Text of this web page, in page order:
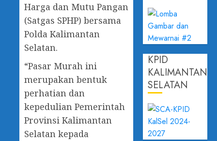
Harga dan Mutu Pangan
(Satgas SPHP) bersama
Polda Kalimantan
Selatan.
“Pasar Murah ini
merupakan bentuk
perhatian dan
kepedulian Pemerintah
Provinsi Kalimantan
Selatan kepada
KPID
KALIMANTAN
SELATAN